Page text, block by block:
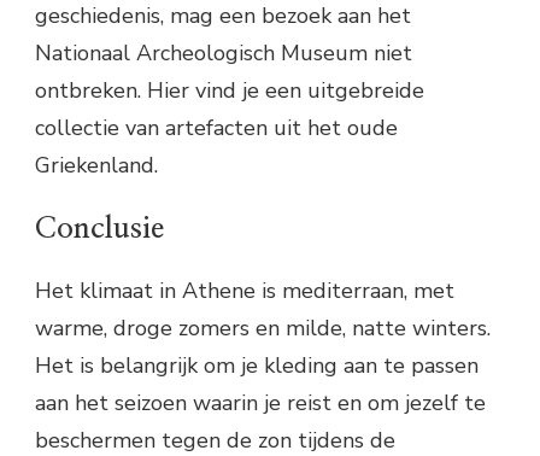
geschiedenis, mag een bezoek aan het
Nationaal Archeologisch Museum niet
ontbreken. Hier vind je een uitgebreide
collectie van artefacten uit het oude
Griekenland.
Conclusie
Het klimaat in Athene is mediterraan, met
warme, droge zomers en milde, natte winters.
Het is belangrijk om je kleding aan te passen
aan het seizoen waarin je reist en om jezelf te
beschermen tegen de zon tijdens de